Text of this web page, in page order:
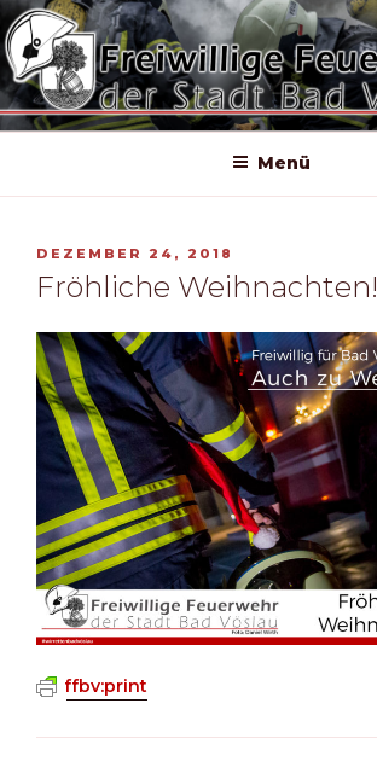
Zum
Inhalt
springen
Menü
VERÖFFENTLICHT
AM
DEZEMBER 24, 2018
Fröhliche Weihnachten!
ffbv:print